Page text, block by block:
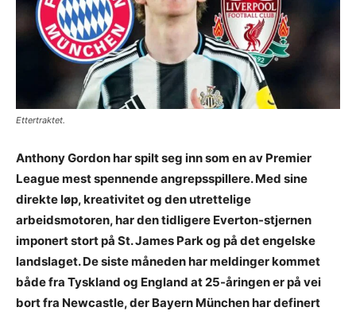
Ettertraktet.
Anthony Gordon har spilt seg inn som en av Premier
League mest spennende angrepsspillere. Med sine
direkte løp, kreativitet og den utrettelige
arbeidsmotoren, har den tidligere Everton-stjernen
imponert stort på St. James Park og på det engelske
landslaget. De siste måneden har meldinger kommet
både fra Tyskland og England at 25-åringen er på vei
bort fra Newcastle, der Bayern München har definert